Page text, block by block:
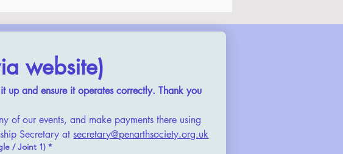
website)
up and ensure it operates correctly. Thank you
our events, and make payments there using
Secretary at secretary@penarthsociety.org.uk
/ Joint 1) *